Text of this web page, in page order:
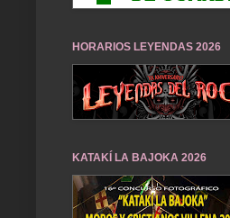
HORARIOS LEYENDAS 2026
KATAKÍ LA BAJOKA 2026